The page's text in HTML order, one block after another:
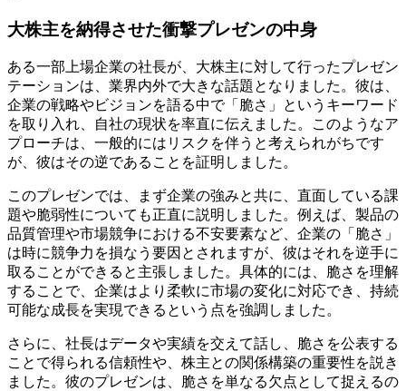
大株主を納得させた衝撃プレゼンの中身
ある一部上場企業の社長が、大株主に対して行ったプレゼン
テーションは、業界内外で大きな話題となりました。彼は、
企業の戦略やビジョンを語る中で「脆さ」というキーワード
を取り入れ、自社の現状を率直に伝えました。このようなア
プローチは、一般的にはリスクを伴うと考えられがちです
が、彼はその逆であることを証明しました。
このプレゼンでは、まず企業の強みと共に、直面している課
題や脆弱性についても正直に説明しました。例えば、製品の
品質管理や市場競争における不安要素など、企業の「脆さ」
は時に競争力を損なう要因とされますが、彼はそれを逆手に
取ることができると主張しました。具体的には、脆さを理解
することで、企業はより柔軟に市場の変化に対応でき、持続
可能な成長を実現できるという点を強調しました。
さらに、社長はデータや実績を交えて話し、脆さを公表する
ことで得られる信頼性や、株主との関係構築の重要性を説き
ました。彼のプレゼンは、脆さを単なる欠点として捉えるの